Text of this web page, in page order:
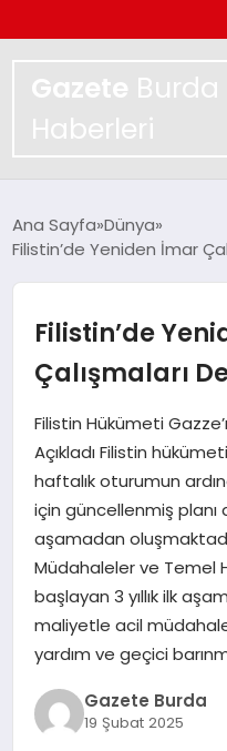
Gazete
Haberleri
MAGAZIN
YAŞAM
EKONOMI
TEKNOLOJI
SAĞLIK
EĞITIM
DÜNYA
SIYASET
Ana Sayfa Dünya
Filistin’de Yeniden İmar
Filistin’de
Çalışmaları
Filistin Hükümeti
Açıkladı Filistin
haftalık oturumun
için güncellenmiş planı
aşamadan
Müdahaleler ve Temel
başlayan 3 yıllık ilk
maliyetle acil
yardım ve geçici
Gazete Burda
19 Şubat 2025